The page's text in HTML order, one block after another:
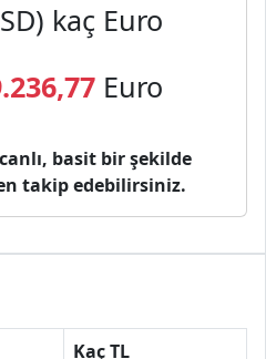
kaç Euro
Euro
basit bir şekilde
takip edebilirsiniz.
Kaç TL